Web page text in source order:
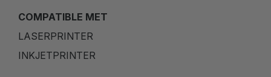
COMPATIBLE MET
LASERPRINTER
INKJETPRINTER